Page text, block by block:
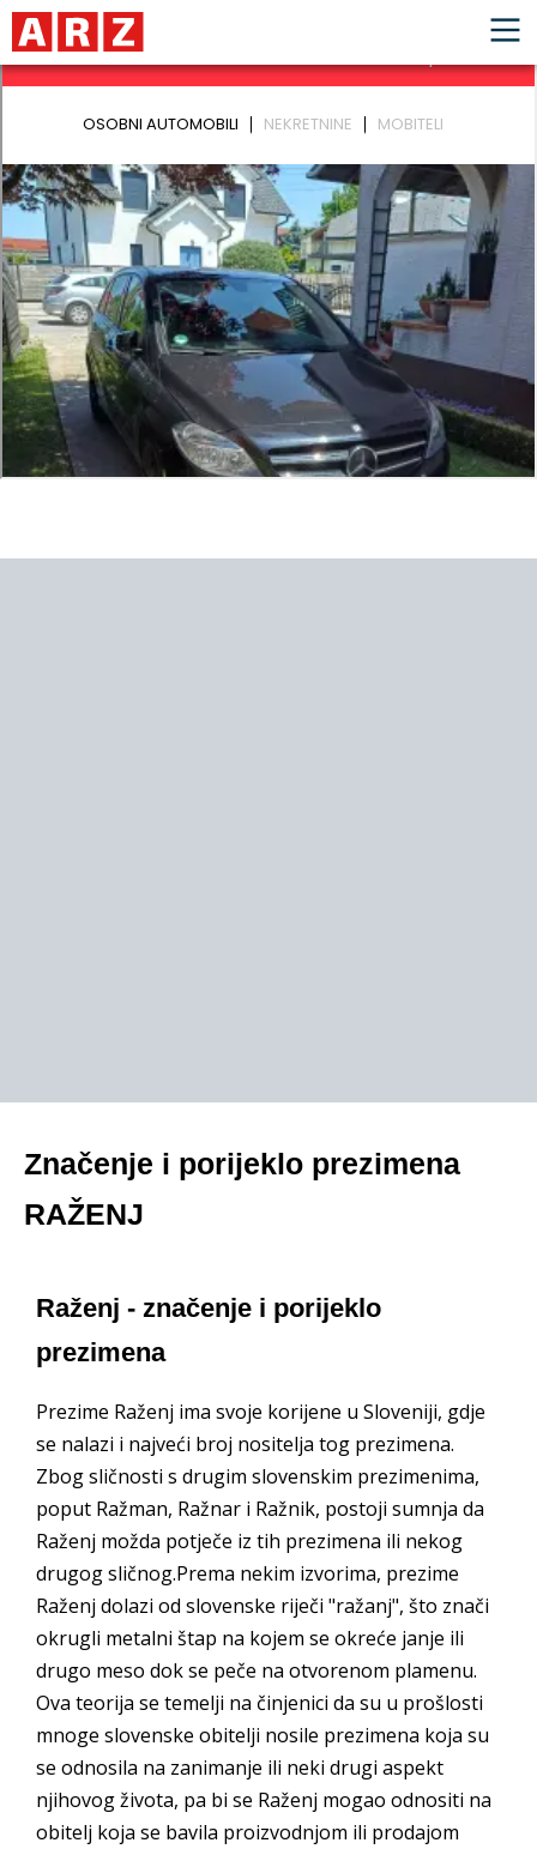
Značenje i porijeklo prezimena
RAŽENJ
Raženj - značenje i porijeklo
prezimena
Prezime Raženj ima svoje korijene u Sloveniji, gdje
se nalazi i najveći broj nositelja tog prezimena.
Zbog sličnosti s drugim slovenskim prezimenima,
poput Ražman, Ražnar i Ražnik, postoji sumnja da
Raženj možda potječe iz tih prezimena ili nekog
drugog sličnog.Prema nekim izvorima, prezime
Raženj dolazi od slovenske riječi "ražanj", što znači
okrugli metalni štap na kojem se okreće janje ili
drugo meso dok se peče na otvorenom plamenu.
Ova teorija se temelji na činjenici da su u prošlosti
mnoge slovenske obitelji nosile prezimena koja su
se odnosila na zanimanje ili neki drugi aspekt
njihovog života, pa bi se Raženj mogao odnositi na
obitelj koja se bavila proizvodnjom ili prodajom